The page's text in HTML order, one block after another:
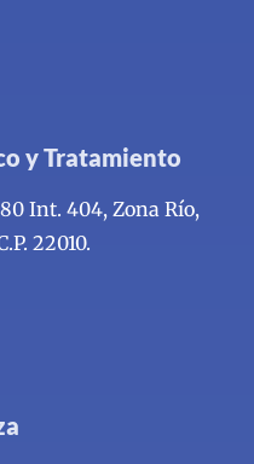
y Tratamiento
Int. 404, Zona Río,
22010.